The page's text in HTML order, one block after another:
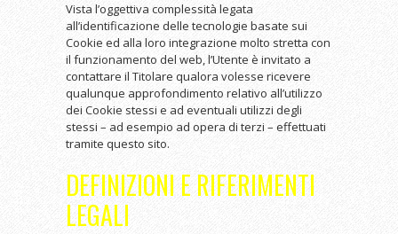
Vista l’oggettiva complessità legata
all’identificazione delle tecnologie basate sui
Cookie ed alla loro integrazione molto stretta con
il funzionamento del web, l’Utente è invitato a
contattare il Titolare qualora volesse ricevere
qualunque approfondimento relativo all’utilizzo
dei Cookie stessi e ad eventuali utilizzi degli
stessi – ad esempio ad opera di terzi – effettuati
tramite questo sito.
DEFINIZIONI E RIFERIMENTI
LEGALI